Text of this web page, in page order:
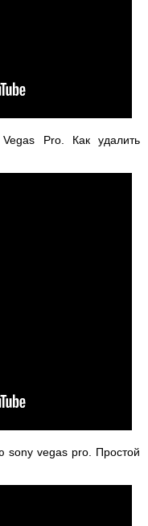
Pro. Как удалить
sony vegas pro. Простой